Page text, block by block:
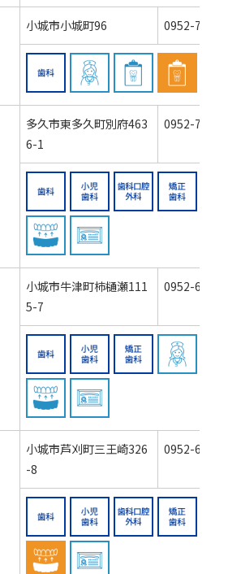
小城市小城町96 0952-73-
訪問歯科診療対
多久市東多久町別府463
6-1
0952-76-
歯科 小児歯科
スポーツマウスガード
小城市牛津町柿樋瀬111
5-7
0952-66-
小児歯科
スポーツマウスガード
小城市芦刈町三王崎326
-8
0952-66-
歯科 小児歯科
スポーツマウスガード